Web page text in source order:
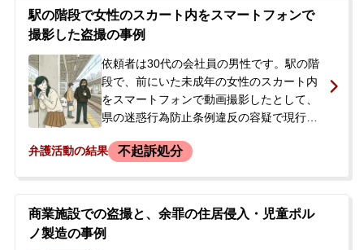
から連絡が来る状況でした。依頼者は、本
件が職場や近隣に知られてしまうことを非
常に懸念しており、事件を穏便に解決する
ため、当事務所へ相談に来られました。
駅の階段で女性のスカート内をスマートフォンで
撮影した盗撮の事例
依頼者は30代の会社員の男性です。駅の階
段で、前にいた未成年の女性のスカート内
をスマートフォンで動画撮影したとして、
県の迷惑行為防止条例違反の容疑で現行犯
務所にご相談がありました。警察の取調べ
に50件ほどの動画を保存していることなど
を供述していました。ご家族は、逮捕され
たご本人の状況がわからず、一刻も早い身
弁護活動の結果 不起訴処分
商業施設での盗撮と、余罪の住居侵入・児童ポル
ノ製造の事例